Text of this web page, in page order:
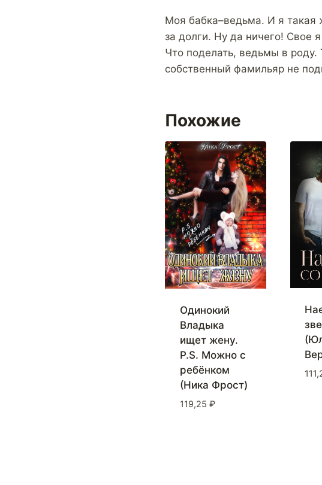
Моя бабка–ведьма. И я такая
за долги. Ну да ничего! Свое
Что поделать, ведьмы в
собственный фамильяр не
Похожие
Одинокий
Владыка
ищет жену.
P.S. Можно с
ребёнком
(Ника Фрост)
119,25 ₽